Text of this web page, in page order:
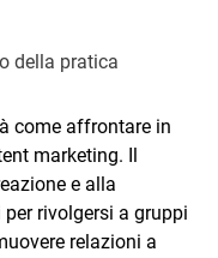
della pratica
come affrontare in
marketing. Il
e alla
rivolgersi a gruppi
relazioni a